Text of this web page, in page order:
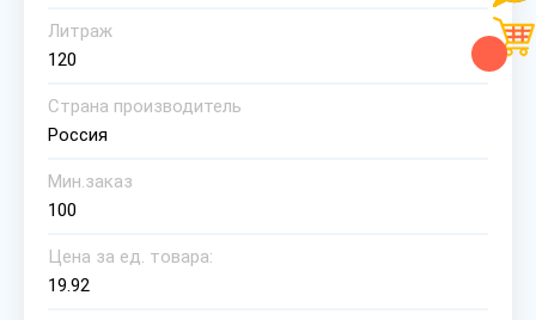
Литраж
120
Страна производитель
Россия
Мин.заказ
100
Цена за ед. товара:
19.92